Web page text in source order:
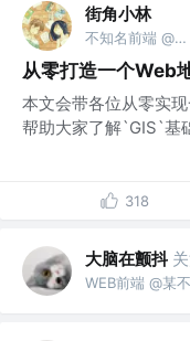
街角小林
不知名前端 @一个很体面的公司
从零打造一个Web
本文会带各位从零实
帮助大家了解`GIS`基
318
大脑在颤抖
WEB前端 @某